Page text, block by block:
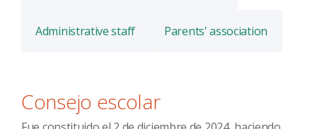
Administrative staff Parents' association
Consejo escolar